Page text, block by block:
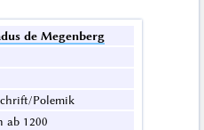
de Megenberg
Polemik
ab 1200